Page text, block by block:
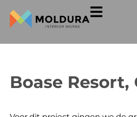
Boase Resort,